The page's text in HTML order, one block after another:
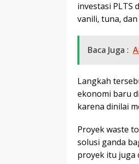
investasi PLTS
vanili, tuna,
Baca Juga :
Langkah
ekonomi baru
karena dinilai
Proyek waste
solusi ganda
proyek itu juga